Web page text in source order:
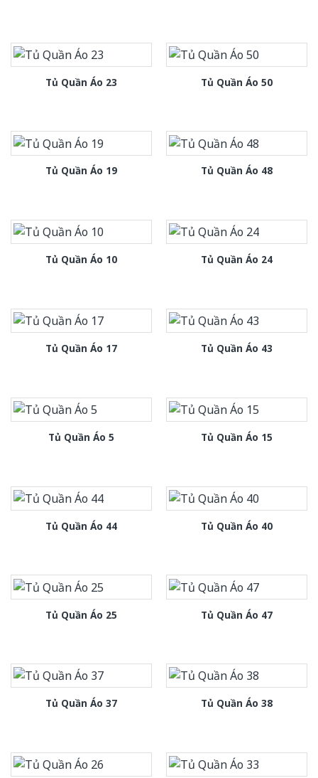
Tủ Quần Áo 23 Tủ Quần Áo 50
Tủ Quần Áo 19 Tủ Quần Áo 48
Tủ Quần Áo 10 Tủ Quần Áo 24
Tủ Quần Áo 17 Tủ Quần Áo 43
Tủ Quần Áo 5 Tủ Quần Áo 15
Tủ Quần Áo 44 Tủ Quần Áo 40
Tủ Quần Áo 25 Tủ Quần Áo 47
Tủ Quần Áo 37 Tủ Quần Áo 38